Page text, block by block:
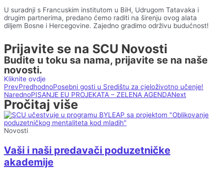
U suradnji s Francuskim institutom u BiH, Udrugom Tatavaka i
drugim partnerima, predano ćemo raditi na širenju ovog alata
diljem Bosne i Hercegovine. Zajedno gradimo održivu budućnost!
Prijavite se na SCU Novosti
Budite u toku sa nama, prijavite se na naše
novosti.
Kliknite ovdje
PrevPredhodnoPosebni gosti u Središtu za cjeloživotno učenje!
NarednoPISANJE EU PROJEKATA – ZELENA AGENDANext
Pročitaj više
Novosti
Vaši i naši predavači poduzetničke
akademije